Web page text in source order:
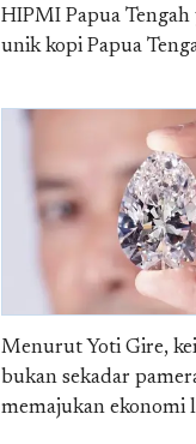
HIPMI Papua
unik kopi Papua
Menurut Yoti Gire,
bukan sekadar
memajukan ekonomi